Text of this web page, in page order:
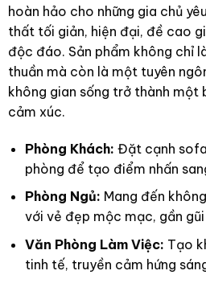
hoàn hảo cho những gia chủ
thất tối giản, hiện đại, đề cao
độc đáo. Sản phẩm không chỉ
thuần mà còn là một tuyên
không gian sống trở thành một
cảm xúc.
Phòng Khách: Đặt cạnh
phòng để tạo điểm nhấn
Phòng Ngủ: Mang đến
với vẻ đẹp mộc mạc, gần gũi
Văn Phòng Làm Việc: Tạo
tinh tế, truyền cảm hứng